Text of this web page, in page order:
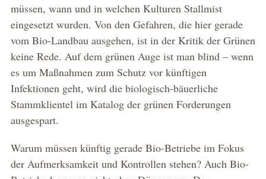
müssen, wann und in welchen Kulturen Stallmist
eingesetzt wurden. Von den Gefahren, die hier gerade
vom Bio-Landbau ausgehen, ist in der Kritik der Grünen
keine Rede. Auf dem grünen Auge ist man blind – wenn
es um Maßnahmen zum Schutz vor künftigen
Infektionen geht, wird die biologisch-bäuerliche
Stammklientel im Katalog der grünen Forderungen
ausgespart.
Warum müssen künftig gerade Bio-Betriebe im Fokus
der Aufmerksamkeit und Kontrollen stehen? Auch Bio-